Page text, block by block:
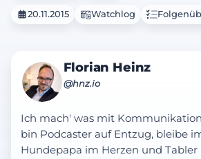
20.11.2015 Watchlog
Florian Heinz
@hnz.io
Ich mach' was mit
bin Podcaster auf Entzug, bleibe
Hundepapa im Herzen und